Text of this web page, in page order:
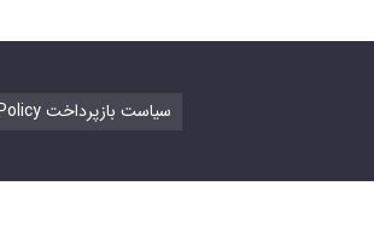
Refund Policy سیاست بازپرداخت